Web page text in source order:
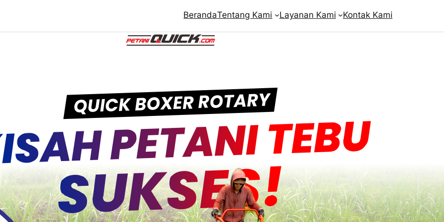
BerandaTentang Kami Layanan Kami Kontak Kami